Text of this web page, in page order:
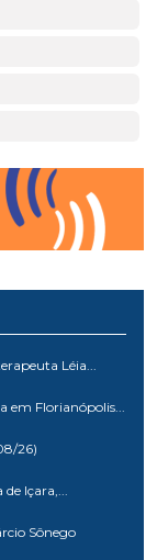
Léia...
em Florianópolis...
26)
Içara,...
Sônego